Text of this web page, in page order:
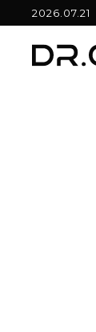
2026.07.21